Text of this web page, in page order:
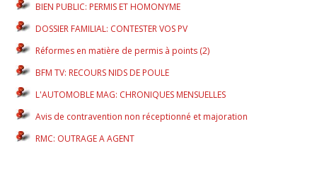
BIEN PUBLIC: PERMIS ET HOMONYME
DOSSIER FAMILIAL: CONTESTER VOS PV
Réformes en matière de permis à points (2)
BFM TV: RECOURS NIDS DE POULE
L'AUTOMOBLE MAG: CHRONIQUES MENSUELLES
Avis de contravention non réceptionné et majoration
RMC: OUTRAGE A AGENT